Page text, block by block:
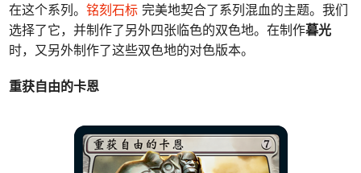
在这个系列。铭刻石标 完美地契合了系列混血的主题。我们
选择了它，并制作了另外四张临色的双色地。在制作暮光
时，又另外制作了这些双色地的对色版本。
重获自由的卡恩